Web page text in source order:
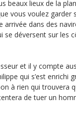
beaux lieux de la
vous voulez garder
arrivée dans des
déversent sur les
et il y compte
qui s’est enrichi
à rien qui trouvera
de tuer un